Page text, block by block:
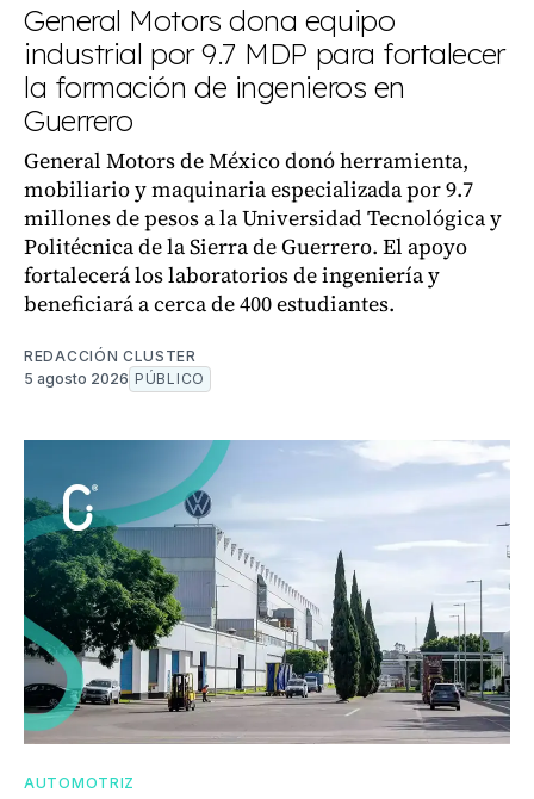
General Motors dona equipo
industrial por 9.7 MDP para fortalecer
la formación de ingenieros en
Guerrero
General Motors de México donó herramienta,
mobiliario y maquinaria especializada por 9.7
millones de pesos a la Universidad Tecnológica y
Politécnica de la Sierra de Guerrero. El apoyo
fortalecerá los laboratorios de ingeniería y
beneficiará a cerca de 400 estudiantes.
REDACCIÓN CLUSTER
5 agosto 2026 PÚBLICO
AUTOMOTRIZ